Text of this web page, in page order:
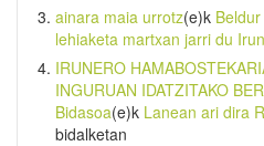
ainara maia urrotz(e)k
lehiaketa martxan jarri du
IRUNERO
INGURUAN IDATZITAKO
Bidasoa(e)k Lanean ari dira
bidalketan